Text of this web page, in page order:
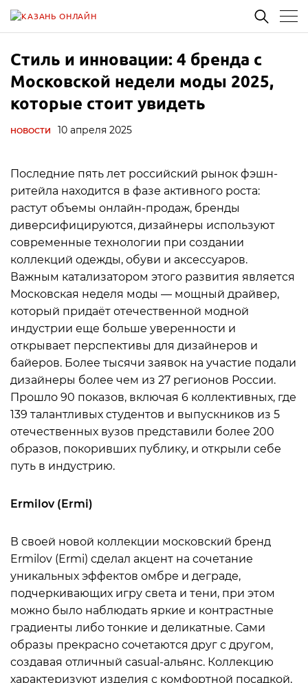
Стиль и инновации: 4 бренда с
Московской недели моды 2025,
которые стоит увидеть
НОВОСТИ 10 апреля 2025
Последние пять лет российский рынок фэшн-
ритейла находится в фазе активного роста:
растут объемы онлайн-продаж, бренды
диверсифицируются, дизайнеры используют
современные технологии при создании
коллекций одежды, обуви и аксессуаров.
Важным катализатором этого развития является
Московская неделя моды — мощный драйвер,
который придаёт отечественной модной
индустрии еще больше уверенности и
открывает перспективы для дизайнеров и
байеров. Более тысячи заявок на участие подали
дизайнеры более чем из 27 регионов России.
Прошло 90 показов, включая 6 коллективных, где
139 талантливых студентов и выпускников из 5
отечественных вузов представили более 200
образов, покоривших публику, и открыли себе
путь в индустрию.
Ermilov (Ermi)
В своей новой коллекции московский бренд
Ermilov (Ermi) сделал акцент на сочетание
уникальных эффектов омбре и деграде,
подчеркивающих игру света и тени, при этом
можно было наблюдать яркие и контрастные
градиенты либо тонкие и деликатные. Сами
образы прекрасно сочетаются друг с другом,
создавая отличный casual-альянс. Коллекцию
характеризуют изделия с комфортной посадкой,